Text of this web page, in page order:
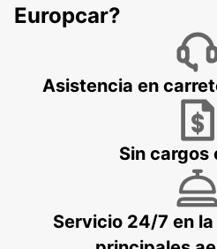
ESTACIÓN DE BRUSELAS
BRUXELLES - BELGIUM
BRUSELAS ANDERLECHT
DROGENBOS - BELGIUM
Europcar?
Asistencia en
Sin cargos
Servicio 24/7 en